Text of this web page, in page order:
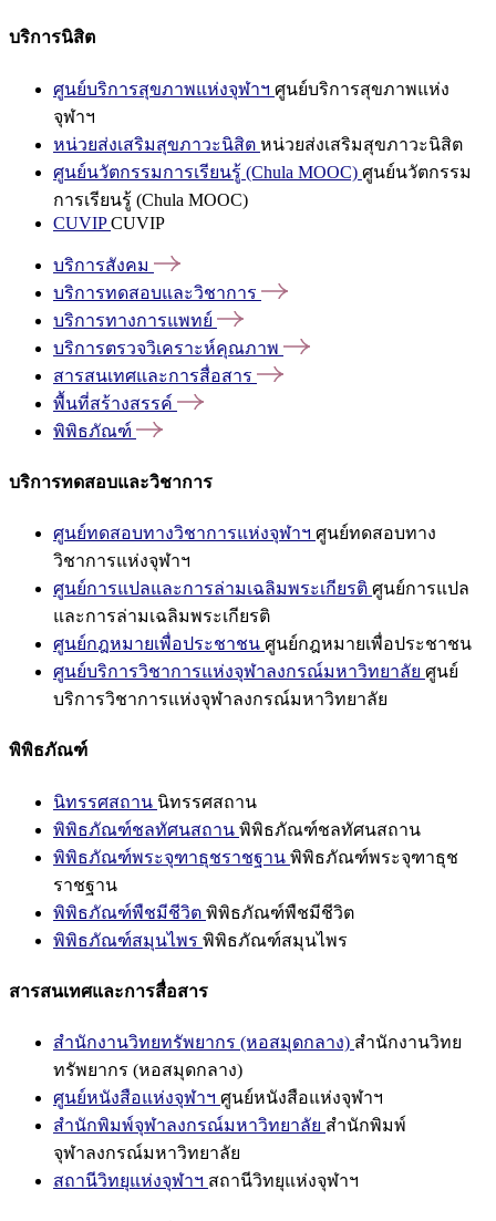
บริการนิสิต
ศูนย์บริการสุขภาพแห่งจุฬาฯ ศูนย์บริการสุขภาพแห่ง
จุฬาฯ
หน่วยส่งเสริมสุขภาวะนิสิต หน่วยส่งเสริมสุขภาวะนิสิต
ศูนย์นวัตกรรมการเรียนรู้ (Chula MOOC) ศูนย์นวัตกรรม
การเรียนรู้ (Chula MOOC)
CUVIPCUVIP
บริการสังคม
บริการทดสอบและวิชาการ
บริการทางการแพทย์
บริการตรวจวิเคราะห์คุณภาพ
สารสนเทศและการสื่อสาร
พื้นที่สร้างสรรค์
พิพิธภัณฑ์
บริการทดสอบและวิชาการ
ศูนย์ทดสอบทางวิชาการแห่งจุฬาฯ ศูนย์ทดสอบทาง
วิชาการแห่งจุฬาฯ
ศูนย์การแปลและการล่ามเฉลิมพระเกียรติ ศูนย์การแปล
และการล่ามเฉลิมพระเกียรติ
ศูนย์กฎหมายเพื่อประชาชน ศูนย์กฎหมายเพื่อประชาชน
ศูนย์บริการวิชาการแห่งจุฬาลงกรณ์มหาวิทยาลัย ศูนย์
บริการวิชาการแห่งจุฬาลงกรณ์มหาวิทยาลัย
พิพิธภัณฑ์
นิทรรศสถาน นิทรรศสถาน
พิพิธภัณฑ์ชลทัศนสถาน พิพิธภัณฑ์ชลทัศนสถาน
พิพิธภัณฑ์พระจุฑาธุชราชฐาน พิพิธภัณฑ์พระจุฑาธุช
ราชฐาน
พิพิธภัณฑ์พืชมีชีวิต พิพิธภัณฑ์พืชมีชีวิต
พิพิธภัณฑ์สมุนไพร พิพิธภัณฑ์สมุนไพร
สารสนเทศและการสื่อสาร
สำนักงานวิทยทรัพยากร (หอสมุดกลาง) สำนักงานวิทย
ทรัพยากร (หอสมุดกลาง)
ศูนย์หนังสือแห่งจุฬาฯ ศูนย์หนังสือแห่งจุฬาฯ
สำนักพิมพ์จุฬาลงกรณ์มหาวิทยาลัย สำนักพิมพ์
จุฬาลงกรณ์มหาวิทยาลัย
สถานีวิทยุแห่งจุฬาฯ สถานีวิทยุแห่งจุฬาฯ